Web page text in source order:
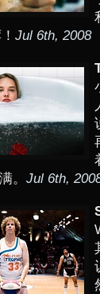
Jul 6th, 2008
。 Jul 6th,